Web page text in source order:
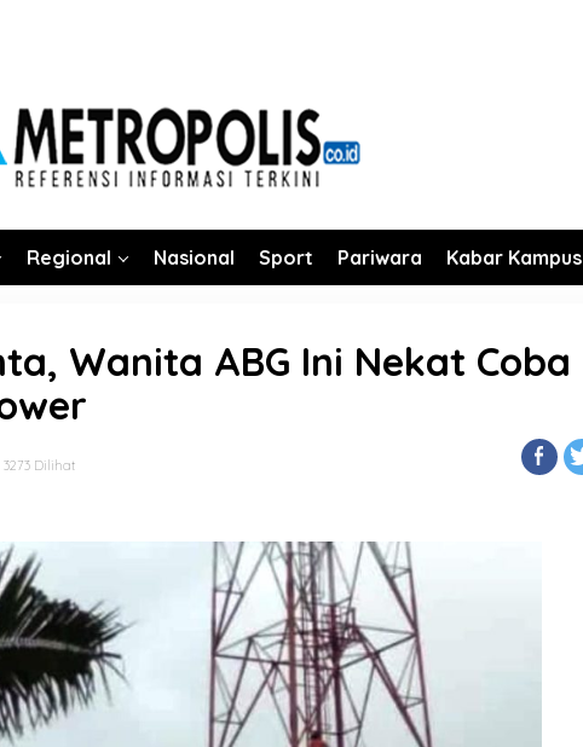
Regional Nasional Sport Pariwara Kabar Kampus
Wanita ABG Ini Nekat Coba
3273 Dilihat